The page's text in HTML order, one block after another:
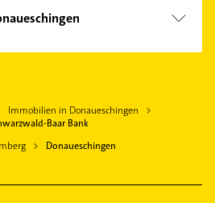
Immobilien in Donaueschingen
Baar Bank
Donaueschingen